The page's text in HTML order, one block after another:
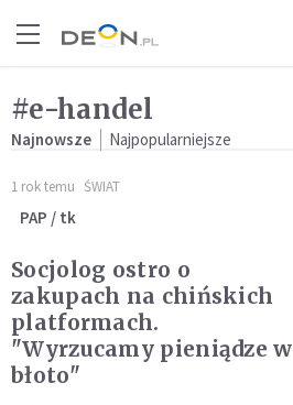
#e-handel
Najnowsze Najpopularniejsze
1 rok temu ŚWIAT
PAP / tk
Socjolog ostro o
zakupach na chińskich
platformach.
"Wyrzucamy pieniądze w
błoto"